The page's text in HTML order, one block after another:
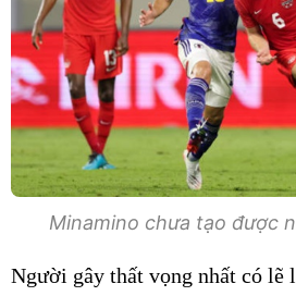
Minamino chưa tạo được
Người gây thất vọng nhất có lẽ